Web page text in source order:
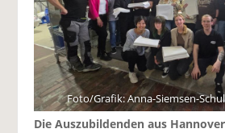
Foto/Grafik: Anna-Siemsen-
Die Auszubildenden aus